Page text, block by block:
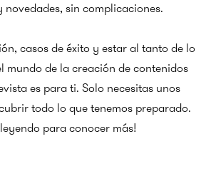
novedades, sin complicaciones.
casos de éxito y estar al tanto de lo
mundo de la creación de contenidos
es para ti. Solo necesitas unos
todo lo que tenemos preparado.
leyendo para conocer más!